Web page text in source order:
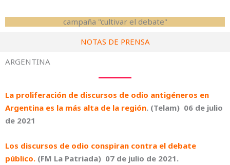
campaña "cultivar el debate"
NOTAS DE PRENSA
ARGENTINA
La proliferación de discursos de odio antigéneros en
Argentina es la más alta de la región. (Telam) 06 de julio
de 2021
Los discursos de odio conspiran contra el debate
público. (FM La Patriada) 07 de julio de 2021.